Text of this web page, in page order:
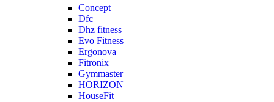
Concept
Dfc
Dhz fitness
Evo Fitness
Ergonova
Fitronix
Gymmaster
HORIZON
HouseFit